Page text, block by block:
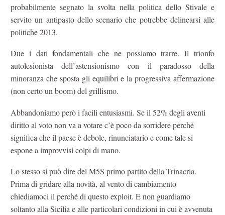
probabilmente segnato la svolta nella politica dello Stivale e
servito un antipasto dello scenario che potrebbe delinearsi alle
politiche 2013.
Due i dati fondamentali che ne possiamo trarre. Il trionfo
autolesionista dell’astensionismo con il paradosso della
minoranza che sposta gli equilibri e la progressiva affermazione
(non certo un boom) del grillismo.
Abbandoniamo però i facili entusiasmi. Se il 52% degli aventi
diritto al voto non va a votare c’è poco da sorridere perché
significa che il paese è debole, rinunciatario e come tale si
espone a improvvisi colpi di mano.
Lo stesso si può dire del M5S primo partito della Trinacria.
Prima di gridare alla novità, al vento di cambiamento
chiediamoci il perché di questo exploit. E non guardiamo
soltanto alla Sicilia e alle particolari condizioni in cui è avvenuta